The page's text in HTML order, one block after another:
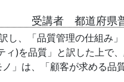
受講者 都道府県
し、「品質管理の仕組み
ィ)を品質」と訳した上で
」は、「顧客が求める品